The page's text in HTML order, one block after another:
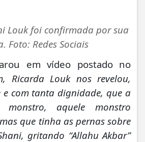
Louk foi confirmada por sua
Foto: Redes Sociais
em vídeo postado no
Ricarda Louk nos revelou,
e com tanta dignidade, que a
aquele monstro
que tinha as pernas sobre
gritando “Allahu Akbar”